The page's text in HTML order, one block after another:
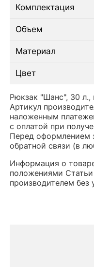
Комплектация
Объем
Материал
Цвет
Рюкзак "Шанс", 30 л.,
Артикул
наложенным
с оплатой при
Перед оформлением
обратной связи (в
Информация о
положениями
производителем без